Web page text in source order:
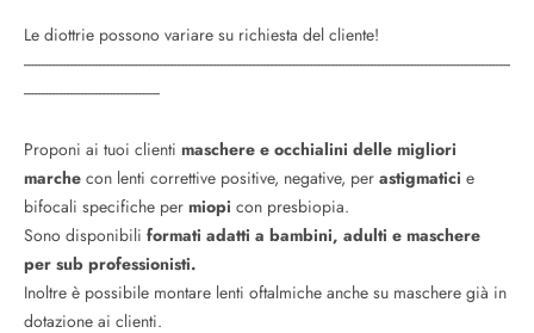
Le diottrie possono variare su richiesta del cliente!
----------------------------------------------------------------------------------------------------------------------------------------
--------------------------------------
Proponi ai tuoi clienti maschere e occhialini delle migliori
marche con lenti correttive positive, negative, per astigmatici e
bifocali specifiche per miopi con presbiopia.
Sono disponibili formati adatti a bambini, adulti e maschere
per sub professionisti.
Inoltre è possibile montare lenti oftalmiche anche su maschere già in
dotazione ai clienti.